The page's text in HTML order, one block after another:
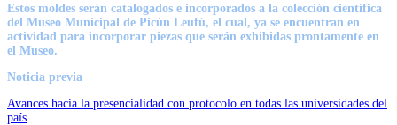
Estos moldes serán catalogados e incorporados a la colección científica
del Museo Municipal de Picún Leufú, el cual, ya se encuentran en
actividad para incorporar piezas que serán exhibidas prontamente en
el Museo.
Noticia previa
Avances hacia la presencialidad con protocolo en todas las universidades del
país